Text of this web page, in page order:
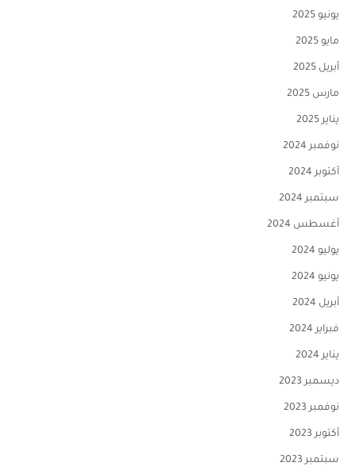
يونيو 2025
مايو 2025
أبريل 2025
مارس 2025
يناير 2025
نوفمبر 2024
أكتوبر 2024
سبتمبر 2024
أغسطس 2024
يوليو 2024
يونيو 2024
أبريل 2024
فبراير 2024
يناير 2024
ديسمبر 2023
نوفمبر 2023
أكتوبر 2023
سبتمبر 2023